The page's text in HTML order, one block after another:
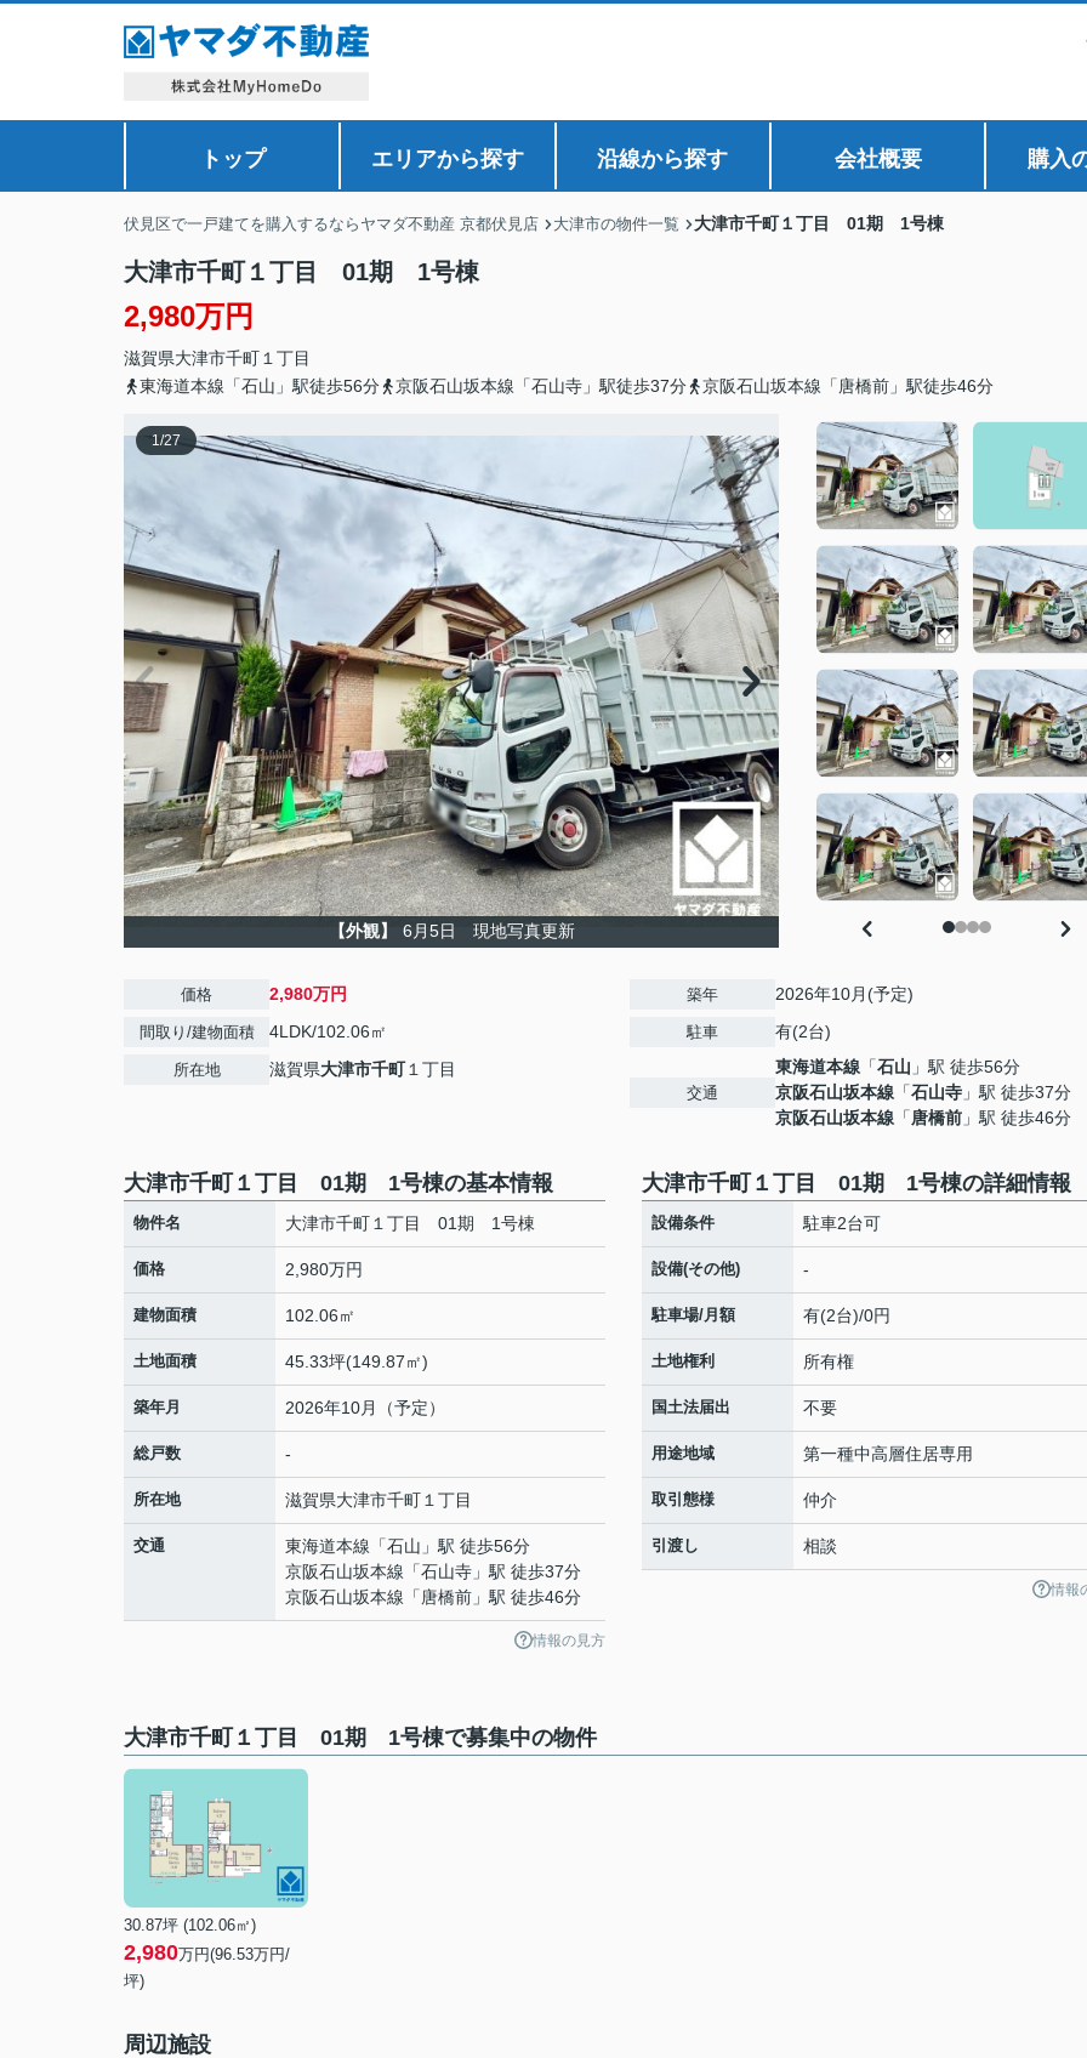
トップ エリアから探す 沿線から探す 会社概要 購入
伏見区で一戸建てを購入するならヤマダ不動産 京都伏見店 大津市の物件一覧 大津市千町１丁目 01期 1号棟
大津市千町１丁目 01期 1号棟
2,980万円
滋賀県大津市千町 １丁目
東海道本線「石山」駅徒歩56分
京阪石山坂本線「石山寺」駅徒歩37分 京阪石山坂本線「唐橋前」駅徒歩46分
1/27
【外観】 6月5日 現地写真更新
価格 2,980万円
間取り/建物面積 4LDK/102.06㎡
所在地 滋賀県大津市千町１丁目
築年 2026年10月(予定)
駐車 有(2台)
交通
東海道本線 「石山 」駅 徒歩56分
京阪石山坂本線 「石山寺 」駅 徒歩37分
京阪石山坂本線 「唐橋前 」駅 徒歩46分
大津市千町１丁目 01期 1号棟の基本情報
物件名 大津市千町１丁目 01期 1号棟
価格 2,980万円
建物面積 102.06㎡
土地面積 45.33坪(149.87㎡)
築年月 2026年10月（予定）
総戸数 -
所在地 滋賀県大津市千町 １丁目
交通 東海道本線 「石山 」駅 徒歩56分
京阪石山坂本線 「石山寺 」駅 徒歩37分
京阪石山坂本線 「 唐橋前 」駅 徒歩46分
情報の見方
大津市千町１丁目 01期 1号棟の詳細情報
設備条件 駐車2台可
設備(その他) -
駐車場/月額 有(2台)/0円
土地権利 所有権
国土法届出 不要
用途地域 第一種中高層住居専用
取引態様 仲介
引渡し 相談
情報
大津市千町１丁目 01期 1号棟で募集中の物件
30.87坪 (102.06㎡)
2,980万円(96.53万円/
坪)
周辺施設